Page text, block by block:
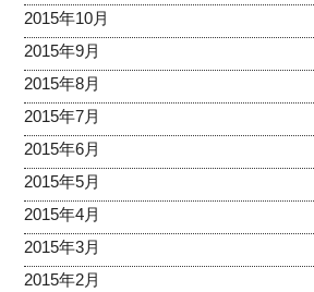
2015年10月
2015年9月
2015年8月
2015年7月
2015年6月
2015年5月
2015年4月
2015年3月
2015年2月